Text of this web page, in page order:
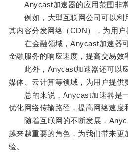
Anycast加速器的应用范围非常
例如，大型互联网公司可以利
其内容分发网络（CDN），为用户
在金融领域，Anycast加速器可
金融服务的响应速度，提高交易效
此外，Anycast加速器还可以应
媒体、云计算等领域，为用户提供
总的来说，Anycast加速器是一
优化网络传输路径，提高网络速度
随着互联网的不断发展，
越来越重要的角色，为我们带来更
验。